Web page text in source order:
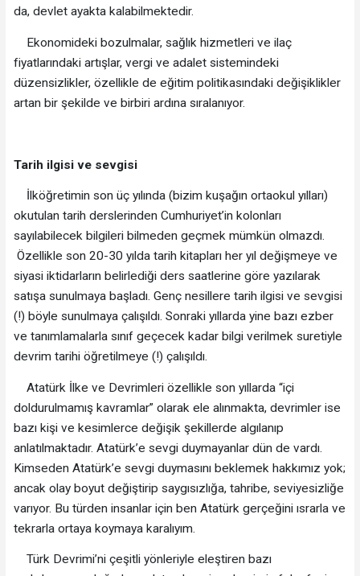
da, devlet ayakta kalabilmektedir.
Ekonomideki bozulmalar, sağlık hizmetleri ve ilaç
fiyatlarındaki artışlar, vergi ve adalet sistemindeki
düzensizlikler, özellikle de eğitim politikasındaki değişiklikler
artan bir şekilde ve birbiri ardına sıralanıyor.
Tarih ilgisi ve sevgisi
İlköğretimin son üç yılında (bizim kuşağın ortaokul yılları)
okutulan tarih derslerinden Cumhuriyet’in kolonları
sayılabilecek bilgileri bilmeden geçmek mümkün olmazdı.
Özellikle son 20-30 yılda tarih kitapları her yıl değişmeye ve
siyasi iktidarların belirlediği ders saatlerine göre yazılarak
satışa sunulmaya başladı. Genç nesillere tarih ilgisi ve sevgisi
(!) böyle sunulmaya çalışıldı. Sonraki yıllarda yine bazı ezber
ve tanımlamalarla sınıf geçecek kadar bilgi verilmek suretiyle
devrim tarihi öğretilmeye (!) çalışıldı.
Atatürk İlke ve Devrimleri özellikle son yıllarda “içi
doldurulmamış kavramlar” olarak ele alınmakta, devrimler ise
bazı kişi ve kesimlerce değişik şekillerde algılanıp
anlatılmaktadır. Atatürk’e sevgi duymayanlar dün de vardı.
Kimseden Atatürk’e sevgi duymasını beklemek hakkımız yok;
ancak olay boyut değiştirip saygısızlığa, tahribe, seviyesizliğe
varıyor. Bu türden insanlar için ben Atatürk gerçeğini ısrarla ve
tekrarla ortaya koymaya karalıyım.
Türk Devrimi’ni çeşitli yönleriyle eleştiren bazı